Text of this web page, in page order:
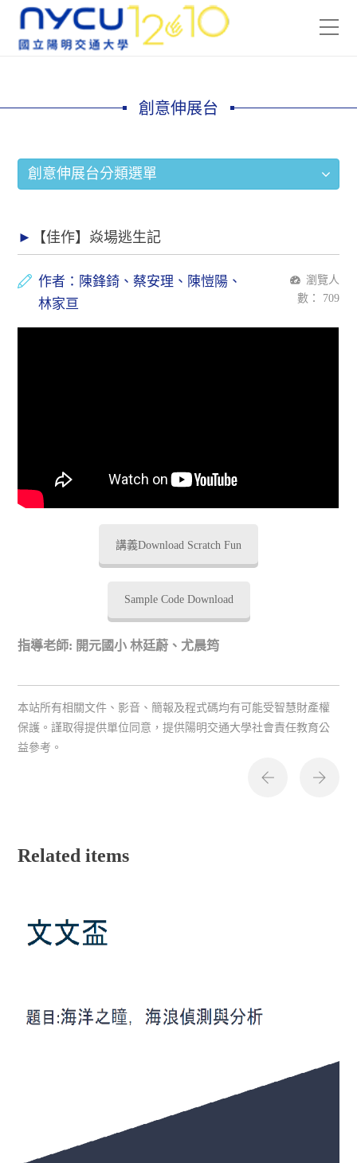
創意伸展台
創意伸展台分類選單
【佳作】焱場逃生記
作者：陳鋒錡、蔡安理、陳愷陽、
林家亘
瀏覽人
數： 709
講義Download Scratch Fun
Sample Code Download
指導老師: 開元國小 林廷蔚、尤晨筠
本站所有相關文件、影音、簡報及程式碼均有可能受智慧財產權
保護。謹取得提供單位同意，提供陽明交通大學社會責任教育公
益參考。
Related items